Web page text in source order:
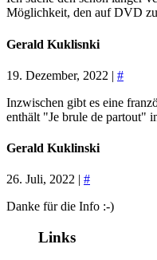
Möglichkeit, den auf DVD
Gerald Kuklisnki
19. Dezember, 2022 | #
Inzwischen gibt es eine
enthält "Je brule de partout"
Gerald Kuklinski
26. Juli, 2022 | #
Danke für die Info :-)
Links